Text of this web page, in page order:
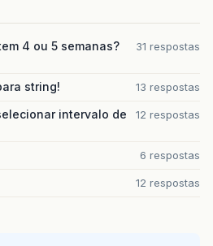
4 ou 5 semanas?
31 respostas
string! 13 respostas
intervalo de
12 respostas
6 respostas
12 respostas